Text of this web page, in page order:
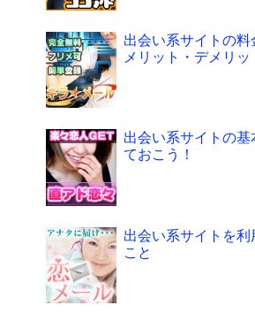
出会い系サイトの料
メリット・デメリッ
出会い系サイトの
ておこう！
出会い系サイトを
こと